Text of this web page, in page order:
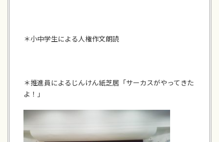
＊小中学生による人権作文朗読
＊推進員によるじんけん紙芝居「サーカスがやってきた
よ！」